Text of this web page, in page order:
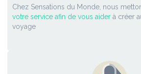
Chez Sensations du Monde, nous
votre service afin de vous aider à créer
voyage